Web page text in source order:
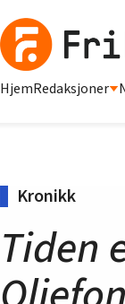
HjemRedaksjoner
Kronikk
Tiden